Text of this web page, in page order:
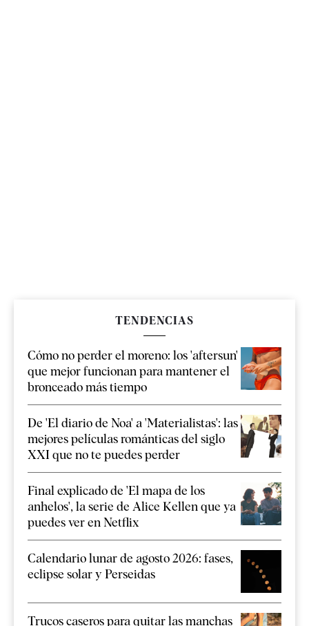
TENDENCIAS
Cómo no perder el moreno: los 'aftersun'
que mejor funcionan para mantener el
bronceado más tiempo
De 'El diario de Noa' a 'Materialistas': las
mejores películas románticas del siglo
XXI que no te puedes perder
Final explicado de 'El mapa de los
anhelos', la serie de Alice Kellen que ya
puedes ver en Netflix
Calendario lunar de agosto 2026: fases,
eclipse solar y Perseidas
Trucos caseros para quitar las manchas